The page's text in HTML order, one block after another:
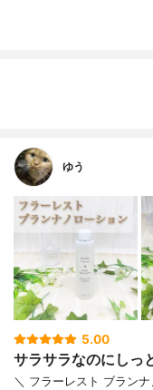
ゆう
5.00
サラサラなのにしっ
＼ フラーレスト ブラン